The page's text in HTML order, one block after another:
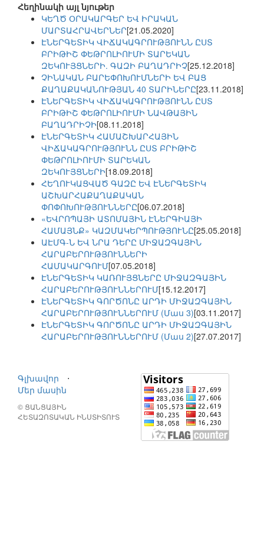
Հեղինակի այլ նյութեր
ԿԵՂԾ ՕՐԱԿԱՐԳԵՐ ԵՎ ԻՐԱԿԱՆ
ՄԱՐՏԱՀՐԱՎԵՐՆԵՐ[21.05.2020]
ԷՆԵՐԳԵՏԻԿ ՎԻՃԱԿԱԳՐՈՒԹՅՈՒՆՆ ԸՍՏ
ԲՐԻԹԻՇ ՓԵԹՐՈԼԻՈՒՄԻ ՏԱՐԵԿԱՆ
ԶԵԿՈՒՅՑՆԵՐԻ. ԳԱԶԻ ԲԱՂԱԴՐԻՉ[25.12.2018]
ՉԻՆԱԿԱՆ ԲԱՐԵՓՈԽՈՒՄՆԵՐԻ ԵՎ ԲԱՑ
ՔԱՂԱՔԱԿԱՆՈՒԹՅԱՆ 40 ՏԱՐԻՆԵՐԸ[23.11.2018]
ԷՆԵՐԳԵՏԻԿ ՎԻՃԱԿԱԳՐՈՒԹՅՈՒՆՆ ԸՍՏ
ԲՐԻԹԻՇ ՓԵԹՐՈԼԻՈՒՄԻ ՆԱՎԹԱՅԻՆ
ԲԱՂԱԴՐԻՉԻ[08.11.2018]
ԷՆԵՐԳԵՏԻԿ ՀԱՄԱՇԽԱՐՀԱՅԻՆ
ՎԻՃԱԿԱԳՐՈՒԹՅՈՒՆՆ ԸՍՏ ԲՐԻԹԻՇ
ՓԵԹՐՈԼԻՈՒՄԻ ՏԱՐԵԿԱՆ
ԶԵԿՈՒՅՑՆԵՐԻ[18.09.2018]
ՀԵՂՈՒԿԱՑՎԱԾ ԳԱԶԸ ԵՎ ԷՆԵՐԳԵՏԻԿ
ԱՇԽԱՐՀԱՔԱՂԱՔԱԿԱՆ
ՓՈՓՈԽՈՒԹՅՈՒՆՆԵՐԸ[06.07.2018]
«ԵՎՐՈՊԱՅԻ ԱՏՈՄԱՅԻՆ ԷՆԵՐԳԻԱՅԻ
ՀԱՄԱՅՆՔ» ԿԱԶՄԱԿԵՐՊՈՒԹՅՈՒՆԸ[25.05.2018]
ԱԷՄԳ-Ն ԵՎ ՆՐԱ ԴԵՐԸ ՄԻՋԱԶԳԱՅԻՆ
ՀԱՐԱԲԵՐՈՒԹՅՈՒՆՆԵՐԻ
ՀԱՄԱԿԱՐԳՈՒՄ[07.05.2018]
ԷՆԵՐԳԵՏԻԿ ԿԱՌՈՒՅՑՆԵՐԸ ՄԻՋԱԶԳԱՅԻՆ
ՀԱՐԱԲԵՐՈՒԹՅՈՒՆՆԵՐՈՒՄ[15.12.2017]
ԷՆԵՐԳԵՏԻԿ ԳՈՐԾՈՆԸ ԱՐԴԻ ՄԻՋԱԶԳԱՅԻՆ
ՀԱՐԱԲԵՐՈՒԹՅՈՒՆՆԵՐՈՒՄ (Մաս 3)[03.11.2017]
ԷՆԵՐԳԵՏԻԿ ԳՈՐԾՈՆԸ ԱՐԴԻ ՄԻՋԱԶԳԱՅԻՆ
ՀԱՐԱԲԵՐՈՒԹՅՈՒՆՆԵՐՈՒՄ (Մաս 2)[27.07.2017]
Գլխավոր
⋅
Մեր մասին
© ՑԱՆՑԱՅԻՆ
ՀԵՏԱԶՈՏԱԿԱՆ ԻՆՍՏԻՏՈՒՏ